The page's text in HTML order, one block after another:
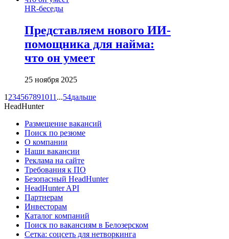
HR-беседы
Представляем нового ИИ-
помощника для найма:
что он умеет
25 ноября 2025
1 234567891011 ...54дальше
HeadHunter
Размещение вакансий
Поиск по резюме
О компании
Наши вакансии
Реклама на сайте
Требования к ПО
Безопасный HeadHunter
HeadHunter API
Партнерам
Инвесторам
Каталог компаний
Поиск по вакансиям в Белозерском
Сетка: соцсеть для нетворкинга